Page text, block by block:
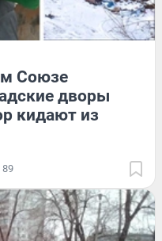
Союзе
дворы
кидают из
89